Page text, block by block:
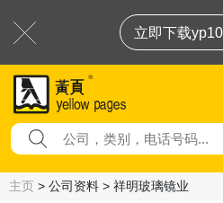
立即下载
主页 > 公司资料 > 祥明玻璃镜业